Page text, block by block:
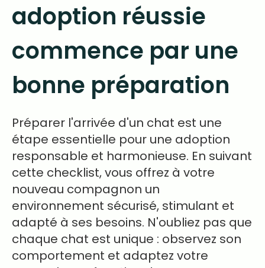
adoption réussie
commence par une
bonne préparation
Préparer l'arrivée d'un chat est une
étape essentielle pour une adoption
responsable et harmonieuse. En suivant
cette checklist, vous offrez à votre
nouveau compagnon un
environnement sécurisé, stimulant et
adapté à ses besoins. N'oubliez pas que
chaque chat est unique : observez son
comportement et adaptez votre